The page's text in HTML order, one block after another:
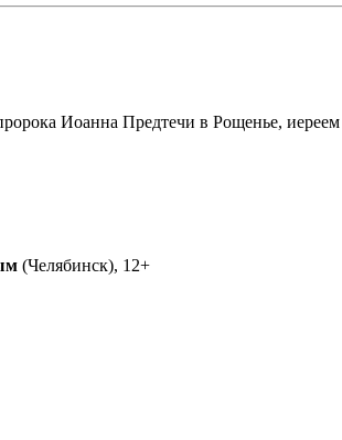
Иоанна Предтечи в Рощенье, иереем
(Челябинск), 12+